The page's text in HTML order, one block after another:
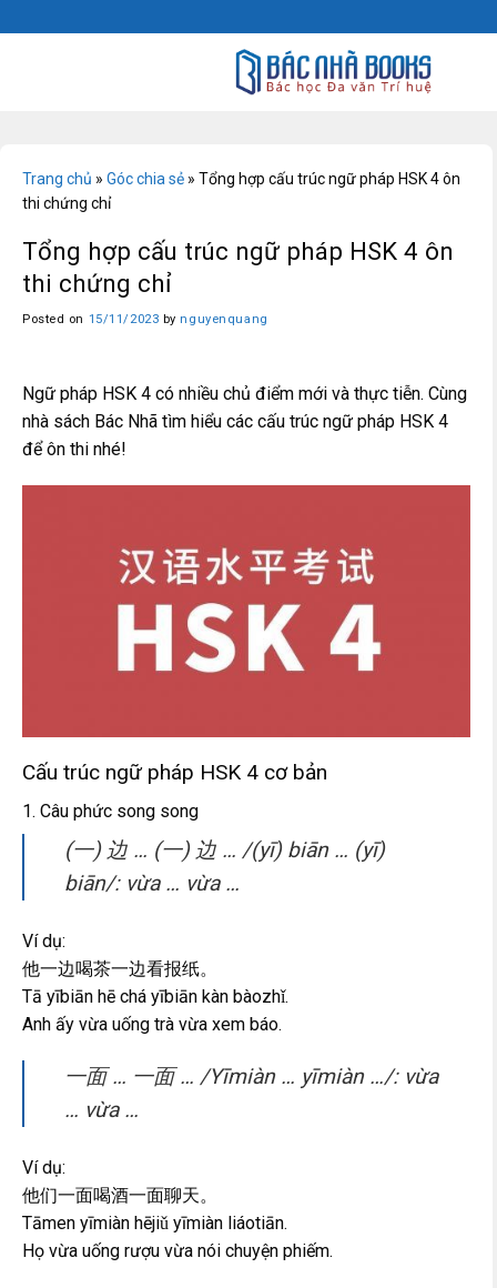
to
Trang chủ » Góc chia sẻ » Tổng hợp cấu trúc ngữ pháp HSK 4 ôn
thi chứng chỉ
Tổng hợp cấu trúc ngữ pháp HSK 4 ôn
thi chứng chỉ
Posted on 15/11/2023 by nguyenquang
Ngữ pháp HSK 4 có nhiều chủ điểm mới và thực tiễn. Cùng
nhà sách Bác Nhã tìm hiểu các cấu trúc ngữ pháp HSK 4
để ôn thi nhé!
Cấu trúc ngữ pháp HSK 4 cơ bản
1. Câu phức song song
(一) 边 … (一) 边 … /(yī) biān … (yī)
biān/: vừa … vừa …
Ví dụ:
他一边喝茶一边看报纸。
Tā yībiān hē chá yībiān kàn bàozhǐ.
Anh ấy vừa uống trà vừa xem báo.
一面 … 一面 … /Yīmiàn … yīmiàn …/: vừa
… vừa …
Ví dụ:
他们一面喝酒一面聊天。
Tāmen yīmiàn hējiǔ yīmiàn liáotiān.
Họ vừa uống rượu vừa nói chuyện phiếm.